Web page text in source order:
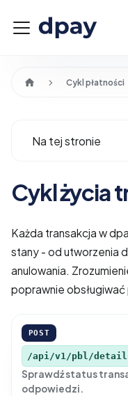
Cykl płatności
Na tej stronie
Cykl życia
Każda transakcja w
stany - od utworzenia
anulowania.
poprawnie obsługiwać
POST
/api/v1/pbl/
Sprawdź status
odpowiedzi.